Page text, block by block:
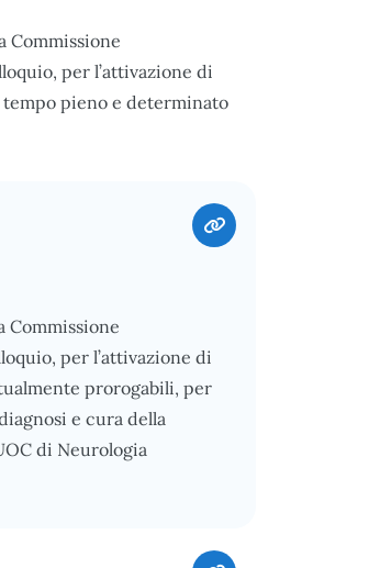
Commissione
per l’attivazione di
pieno e determinato
Commissione
per l’attivazione di
prorogabili, per
e cura della
di Neurologia